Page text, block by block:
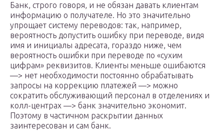
Банк, строго говоря, и не обязан давать клиентам
информацию о получателе. Но это значительно
упрощает систему переводов: так, например,
вероятность допустить ошибку при переводе, видя
имя и инициалы адресата, гораздо ниже, чем
вероятность ошибки при переводе по «сухим
цифрам» реквизитов. Клиенты меньше ошибаются
—> нет необходимости постоянно обрабатывать
запросы на коррекцию платежей —> можно
сократить обслуживающий персонал в отделениях и
колл-центрах —> банк значительно экономит.
Поэтому в частичном раскрытии данных
заинтересован и сам банк.